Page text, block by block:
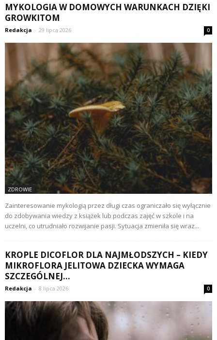
MYKOLOGIA W DOMOWYCH WARUNKACH DZIĘKI
GROWKITOM
Redakcja - 29 lipca 2026 0
ZDROWIE
Zainteresowanie mykologią przez długi czas ograniczało się wyłącznie
do zdobywania wiedzy z książek lub podczas zajęć w szkole i na
uczelni, co utrudniało rozwijanie pasji. Sytuacja zmieniła się wraz...
KROPLE DICOFLOR DLA NAJMŁODSZYCH – KIEDY
MIKROFLORA JELITOWA DZIECKA WYMAGA
SZCZEGÓLNEJ...
Redakcja - 8 lipca 2026 0